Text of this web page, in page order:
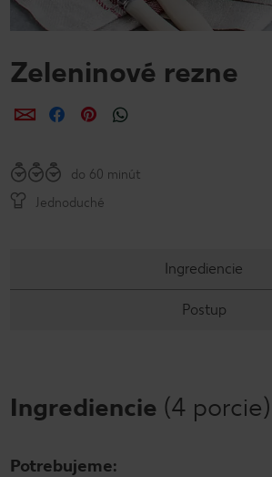
Zeleninové rezne
ZdieľaťZdieľaťZdieľať
do 60 minút
Jednoduché
Ingrediencie
Postup
Ingrediencie (4 porcie)
Potrebujeme: